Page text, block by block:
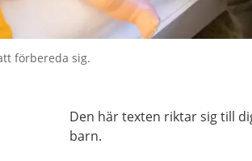
förbereda sig.
Den här texten riktar sig till
barn.